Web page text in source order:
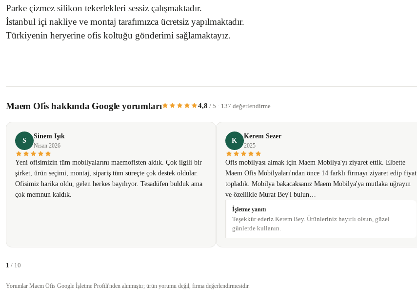
Parke çizmez silikon tekerlekleri sessiz çalışmaktadır.
İstanbul içi nakliye ve montaj tarafımızca ücretsiz yapılmaktadır.
Türkiyenin heryerine ofis koltuğu gönderimi sağlamaktayız.
Yorum Yaz
Görüş ve önerileriniz için teşekkür ederiz.
Ürün resmi kalitesiz, bozuk veya görüntülenemiyor.
Ürün açıklamasında eksik bilgiler bulunuyor.
Ürün bilgilerinde hatalar bulunuyor.
Ürün fiyatı diğer sitelerden daha pahalı.
Bu ürüne benzer farklı alternatifler olmalı.
Maem Ofis hakkında Google yorumları 4,8 / 5 · 137 değerlendirme
S
Sinem Işık
Nisan 2026
Yeni ofisimizin tüm mobilyalarını maemofisten aldık. Çok ilgili bir
şirket, ürün seçimi, montaj, sipariş tüm süreçte çok destek oldular.
Ofisimiz harika oldu, gelen herkes bayılıyor. Tesadüfen bulduk ama
çok memnun kaldık.
K
Kerem Sezer
2025
Ofis mobilyası almak için Maem Mobilya'yı ziyaret ettik. Elbette
Maem Ofis Mobilyaları'ndan önce 14 farklı firmayı ziyaret edip fiyat
topladık. Mobilya bakacaksanız Maem Mobilya'ya mutlaka uğrayın
ve özellikle Murat Bey'i bulun…
İşletme yanıtı
Teşekkür ederiz Kerem Bey. Ürünleriniz hayırlı olsun, güzel
günlerde kullanın.
1 / 10
Yorumlar Maem Ofis Google İşletme Profili'nden alınmıştır; ürün yorumu değil, firma değerlendirmesidir.